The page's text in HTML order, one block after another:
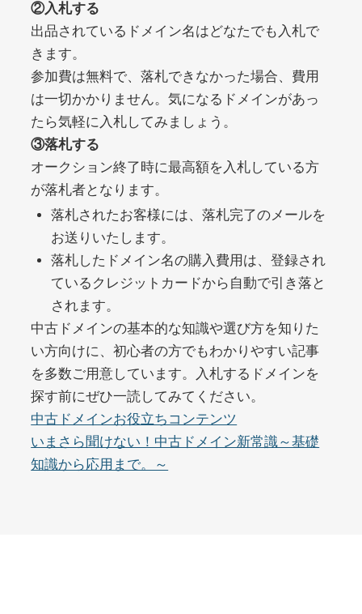
debtconsolidationorg.info
ジャンル
DA49 外部リンク数389 ドメイン年齢1年
10,800円 入札 0件
詳細を見る
portalvidalivre.com
ジャンル その他
DA47 外部リンク数2202 ドメイン年齢 5年
10,800円 入札 0件
buywrite-plus.com
ジャンルその他
DA 45 外部リンク数4677 ドメイン年齢2年
10,800円 入札 0件
②入札する
出品されているドメイン名はどなたでも入札で
きます。
参加費は無料で、落札できなかった場合、費用
は一切かかりません。気になるドメインがあっ
たら気軽に入札してみましょう。
③落札する
オークション終了時に最高額を入札している方
が落札者となります。
落札されたお客様には、落札完了のメールを
お送りいたします。
落札したドメイン名の購入費用は、登録され
ているクレジットカードから自動で引き落と
されます。
中古ドメインの基本的な知識や選び方を知りた
い方向けに、初心者の方でもわかりやすい記事
を多数ご用意しています。入札するドメインを
探す前にぜひ一読してみてください。
中古ドメインお役立ちコンテンツ
いまさら聞けない！中古ドメイン新常識～基礎
知識から応用まで。～